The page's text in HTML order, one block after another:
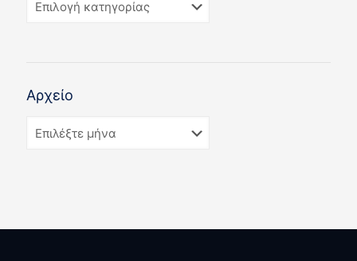
Αρχείο